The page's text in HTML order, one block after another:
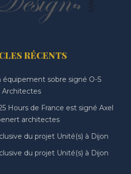
RÉCENTS
équipement sobre signé O-S
Architectes
Hours de France est signé Axel
architectes
du projet Unité(s) à Dijon
du projet Unité(s) à Dijon